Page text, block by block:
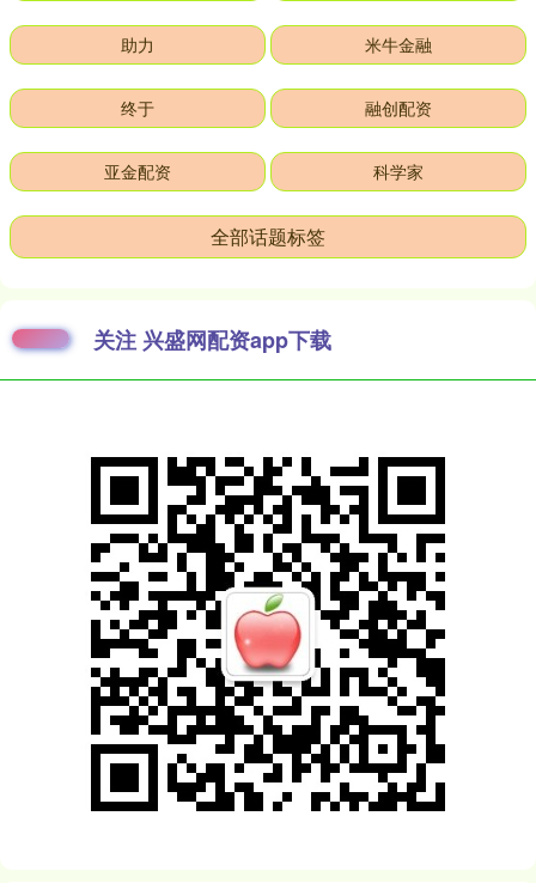
助力 米牛金融
终于 融创配资
亚金配资 科学家
全部话题标签
关注 兴盛网配资app下载